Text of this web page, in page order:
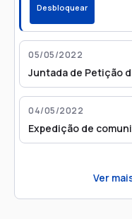
Desbloquear
05/05/2022
Juntada de Petição
04/05/2022
Expedição de
Ver